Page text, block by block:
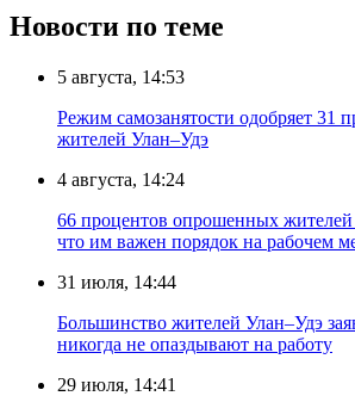
Новости по теме
5 августа, 14:53
Режим самозанятости одобряет 31
жителей Улан–Удэ
4 августа, 14:24
66 процентов опрошенных
что им важен порядок на рабочем
31 июля, 14:44
Большинство жителей Улан–Удэ
никогда не опаздывают на работу
29 июля, 14:41